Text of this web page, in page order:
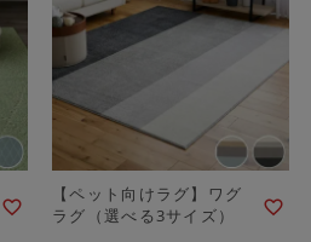
【ペット向けラグ】ワグ
ラグ（選べる3サイズ）